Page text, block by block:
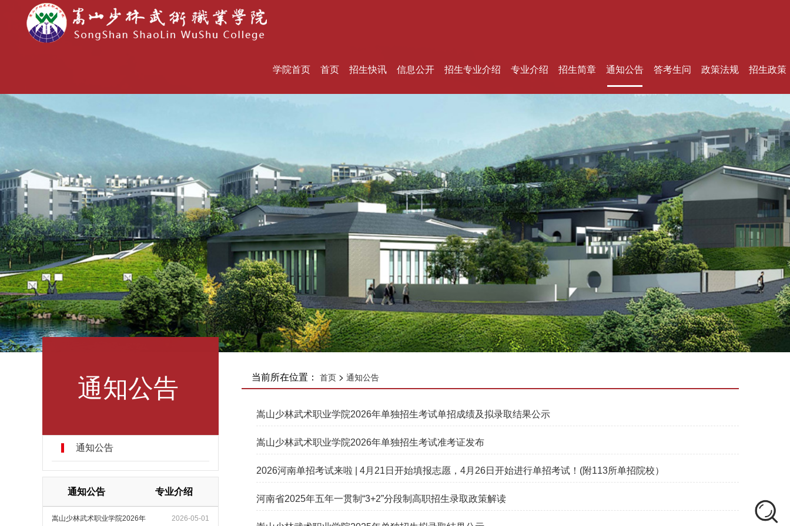
学院首页 首页 招生快讯 信息公开 招生专业介绍 专业介绍 招生简章 通知公告 答考生问 政策法规 招生政策
通知公告
通知公告
通知公告 专业介绍
2026-05-01
嵩山少林武术职业学院2026年
当前所在位置： 首页> 通知公告
嵩山少林武术职业学院2026年单独招生考试单招成绩及拟录取结果公示
嵩山少林武术职业学院2026年单独招生考试准考证发布
2026河南单招考试来啦 | 4月21日开始填报志愿，4月26日开始进行单招考试！(附113所单招院校）
河南省2025年五年一贯制“3+2”分段制高职招生录取政策解读